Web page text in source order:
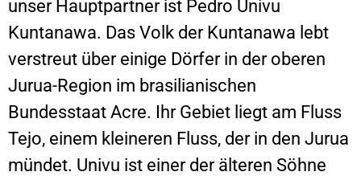
unser Hauptpartner ist Pedro Univu
Kuntanawa. Das Volk der Kuntanawa lebt
verstreut über einige Dörfer in der oberen
Jurua-Region im brasilianischen
Bundesstaat Acre. Ihr Gebiet liegt am Fluss
Tejo, einem kleineren Fluss, der in den Jurua
mündet. Univu ist einer der älteren Söhne